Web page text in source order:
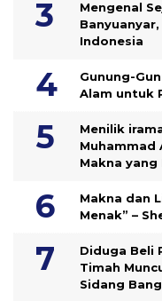
Mengenal
Indonesia
Gunung-
Alam untuk
Menilik
Muhammad
Makna
Makna dan
Menak” –
Diduga Beli
Timah
Sidang